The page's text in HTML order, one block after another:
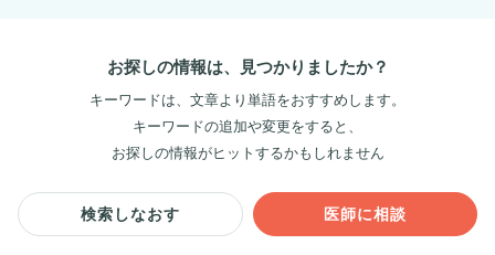
お探しの情報は、見つかりましたか？
キーワードは、文章より単語をおすすめします。
キーワードの追加や変更をすると、
お探しの情報がヒットするかもしれません
検索しなおす 医師に相談